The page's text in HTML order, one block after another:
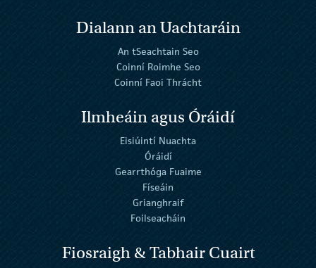
Dialann an Uachtaráin
An tSeachtain Seo
Coinní Roimhe Seo
Coinní Faoi Thrácht
Ilmheáin agus Óráidí
Eisiúintí Nuachta
Óráidí
Gearrthóga Fuaime
Físeáin
Grianghraif
Foilseacháin
Fiosraigh & Tabhair Cuairt